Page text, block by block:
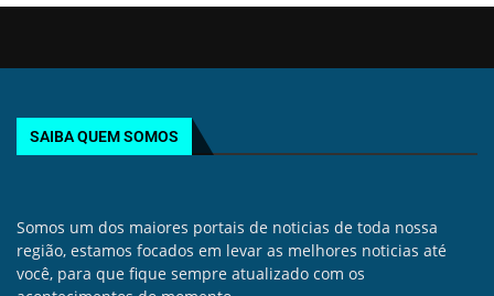
SAIBA QUEM SOMOS
Somos um dos maiores portais de noticias de toda nossa
região, estamos focados em levar as melhores noticias até
você, para que fique sempre atualizado com os